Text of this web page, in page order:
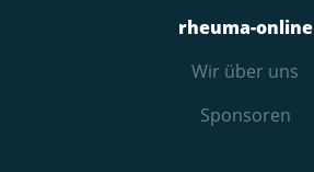
rheuma-online
Wir über uns
Sponsoren